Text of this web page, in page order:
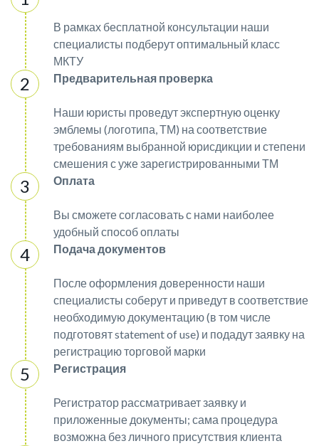
В рамках бесплатной консультации наши
специалисты подберут оптимальный класс
МКТУ
Предварительная проверка
Наши юристы проведут экспертную оценку
эмблемы (логотипа, ТМ) на соответствие
требованиям выбранной юрисдикции и степени
смешения с уже зарегистрированными ТМ
Оплата
Вы сможете согласовать с нами наиболее
удобный способ оплаты
Подача документов
После оформления доверенности наши
специалисты соберут и приведут в соответствие
необходимую документацию (в том числе
подготовят statement of use) и подадут заявку на
регистрацию торговой марки
Регистрация
Регистратор рассматривает заявку и
приложенные документы; сама процедура
возможна без личного присутствия клиента